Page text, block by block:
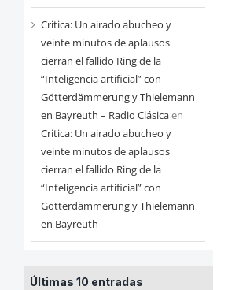
Critica: Un airado abucheo y
veinte minutos de aplausos
cierran el fallido Ring de la
“Inteligencia artificial” con
Götterdämmerung y Thielemann
en Bayreuth – Radio Clásicaen
Critica: Un airado abucheo y
veinte minutos de aplausos
cierran el fallido Ring de la
“Inteligencia artificial” con
Götterdämmerung y Thielemann
en Bayreuth
Últimas 10 entradas